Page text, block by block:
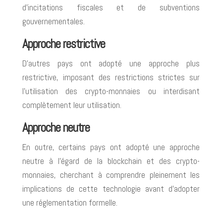
d’incitations fiscales et de subventions
gouvernementales.
Approche restrictive
D’autres pays ont adopté une approche plus
restrictive, imposant des restrictions strictes sur
l’utilisation des crypto-monnaies ou interdisant
complètement leur utilisation.
Approche neutre
En outre, certains pays ont adopté une approche
neutre à l’égard de la blockchain et des crypto-
monnaies, cherchant à comprendre pleinement les
implications de cette technologie avant d’adopter
une réglementation formelle.